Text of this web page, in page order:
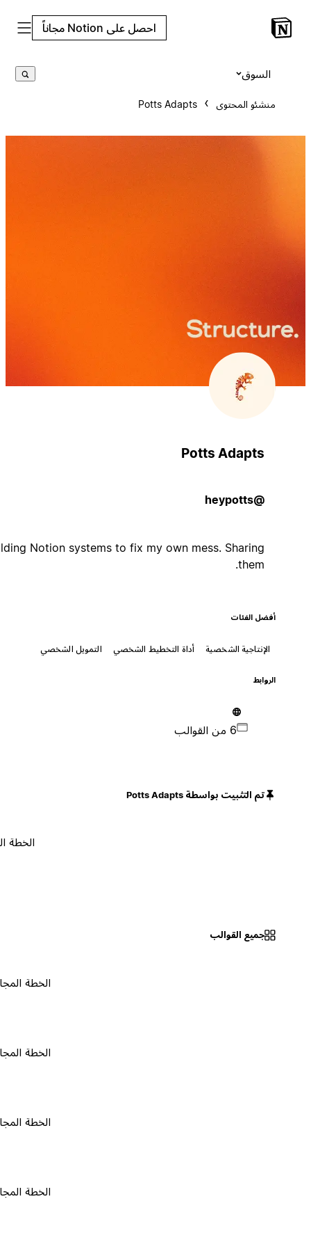
احصل على Notion مجاناً
منشئو المحتوى Potts Adapts
Potts Adapts
Building Notion systems to fix my own mess. Sharing
أفضل الفئات
الإنتاجية الشخصية أداة التخطيط الشخصي التمويل الشخصي
تم التثبيت بواسطة Potts Adapts
الخطة المجانية
جميع القوالب
الخطة المجانية ٠
الخطة المجانية ٠
الخطة المجانية ٠
الخطة المجانية ٠